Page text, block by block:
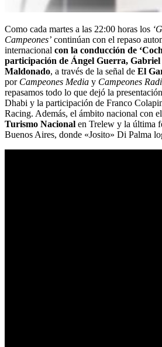
Como cada martes a las 22:00 horas los
Campeones’ continúan con el repaso
internacional con la conducción de
participación de Ángel Guerra,
Maldonado, a través de la señal de El
porCampeones Media y Campeones
repasamos todo lo que dejó la
Dhabi y la participación de Franco
Racing. Además, el ámbito nacional con
Turismo Nacional en Trelew y la última
Buenos Aires, donde «Josito» Di Palma